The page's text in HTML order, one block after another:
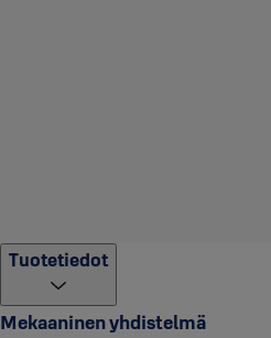
Tuotetiedot
Mekaaninen yhdistelmä